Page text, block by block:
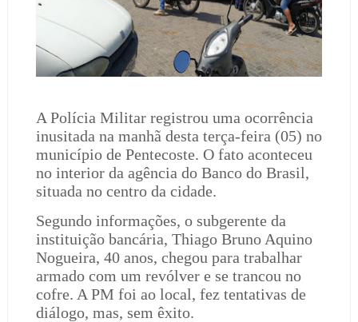
A Polícia Militar registrou uma ocorrência
inusitada na manhã desta terça-feira (05) no
município de Pentecoste. O fato aconteceu
no interior da agência do Banco do Brasil,
situada no centro da cidade.
Segundo informações, o subgerente da
instituição bancária, Thiago Bruno Aquino
Nogueira, 40 anos, chegou para trabalhar
armado com um revólver e se trancou no
cofre. A PM foi ao local, fez tentativas de
diálogo, mas, sem êxito.